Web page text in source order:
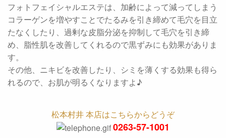
フォトフェイシャルエステは、加齢によって減ってしまう
コラーゲンを増やすことでたるみを引き締めて毛穴を目立
たなくしたり、過剰な皮脂分泌を抑制して毛穴を引き締
め、脂性肌を改善してくれるので黒ずみにも効果がありま
す。
その他、ニキビを改善したり、シミを薄くする効果も得ら
れるので、お肌が明るくなりますよ♪
松本村井 本店はこちらからどうぞ
0263-57-1001